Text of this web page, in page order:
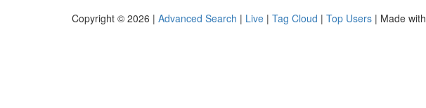
Copyright © 2026 | Advanced Search | Live | Tag Cloud | Top Users | Made with